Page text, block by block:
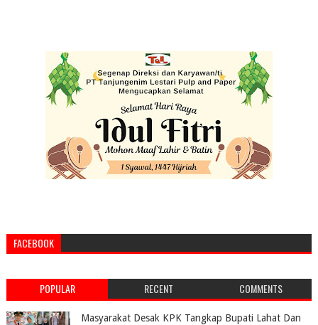
FACEBOOK
POPULAR RECENT COMMENTS
Masyarakat Desak KPK Tangkap Bupati Lahat Dan